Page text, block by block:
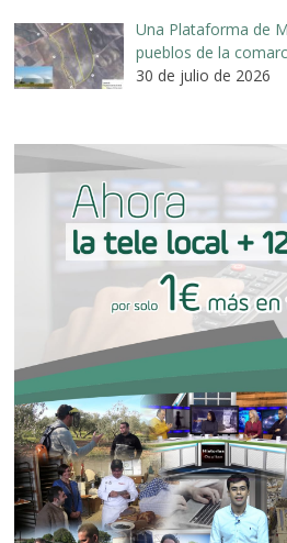
Una Plataforma de
pueblos de la
30 de julio de 2026